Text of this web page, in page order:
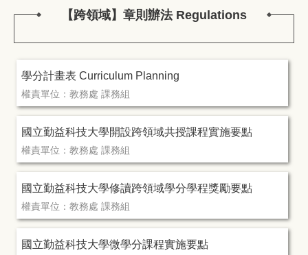
【跨領域】章則辦法 Regulations
學分計畫表 Curriculum Planning
權責單位：教務處 課務組
國立勤益科技大學開設跨領域共授課程實施要點
權責單位：教務處 課務組
國立勤益科技大學修讀跨領域學分學程獎勵要點
權責單位：教務處 課務組
國立勤益科技大學微學分課程實施要點